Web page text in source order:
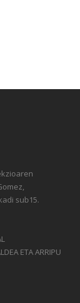
sub15.
ETA ARRIPU